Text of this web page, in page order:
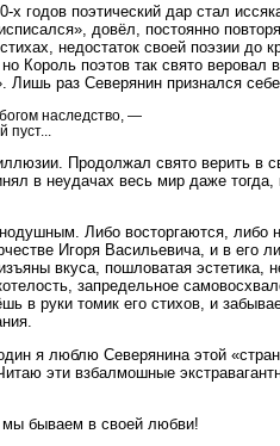
х годов поэтический дар стал
довёл, постоянно
недостаток своей поэзии до
Король поэтов так свято веровал
Лишь раз Северянин признался
наследство, —
Продолжал свято верить в
в неудачах весь мир даже
Либо восторгаются, либо
Игоря Васильевича, и в его
вкуса, пошловатая эстетика,
запредельное
в руки томик его стихов, и
я люблю Северянина этой
эти взбалмошные
мы бываем в своей любви!